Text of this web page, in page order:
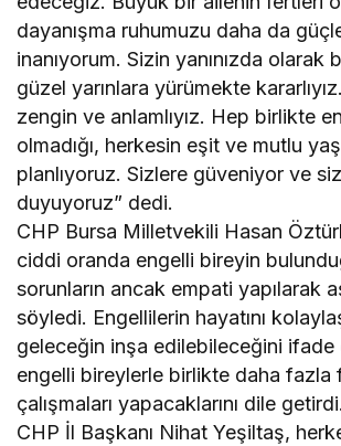
dayanışma ruhumuzu daha da
inanıyorum. Sizin yanınızda olarak
güzel yarınlara yürümekte
zengin ve anlamlıyız. Hep birlikte
olmadığı, herkesin eşit ve mutlu
planlıyoruz. Sizlere güveniyor ve
duyuyoruz” dedi.
CHP Bursa Milletvekili Hasan
ciddi oranda engelli bireyin
sorunların ancak empati yapılarak
söyledi. Engellilerin hayatını
geleceğin inşa edilebileceğini ifade
engelli bireylerle birlikte daha fazla
çalışmaları yapacaklarını dile getirdi.
CHP İl Başkanı Nihat Yeşiltaş,